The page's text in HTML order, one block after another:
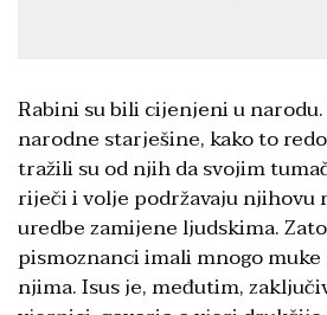
Rabini su bili cijenjeni u
narodne starješine, kako to
tražili su od njih da svojim
riječi i volje podržavaju njihovu
uredbe zamijene ljudskima.
pismoznanci imali mnogo muke
njima. Isus je, međutim,